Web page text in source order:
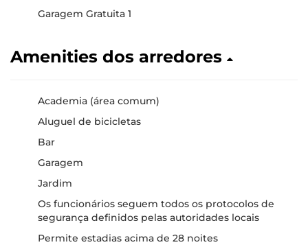
Garagem Gratuita 1
Amenities dos arredores
Academia (área comum)
Aluguel de bicicletas
Bar
Garagem
Jardim
Os funcionários seguem todos os protocolos de
segurança definidos pelas autoridades locais
Permite estadias acima de 28 noites